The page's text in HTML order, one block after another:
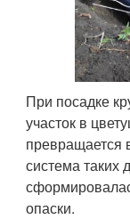
При посадке
участок в
превращается
система таких
опаски.